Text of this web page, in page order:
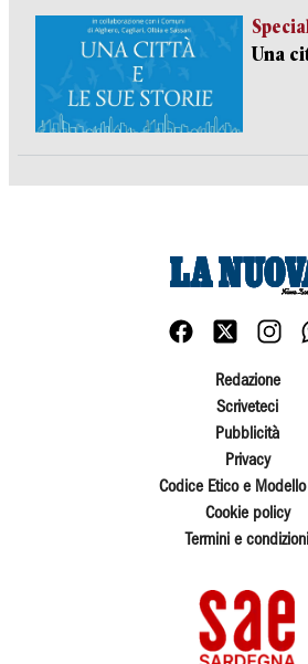
Una
Redazione
Scriveteci
Pubblicità
Privacy
Codice Etico e
Cookie policy
Termini e condizioni